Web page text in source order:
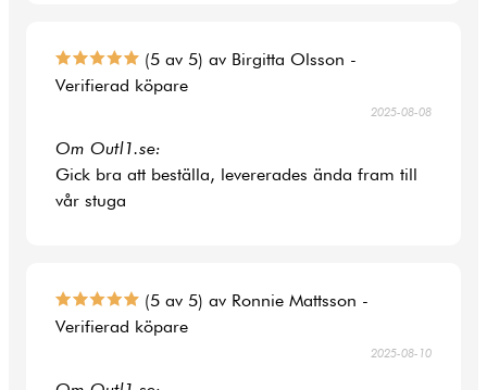
(5 av 5) av Birgitta Olsson -
Verifierad köpare
2025-08-08
Om Outl1.se:
Gick bra att beställa, levererades ända fram till
vår stuga
(5 av 5) av Ronnie Mattsson -
Verifierad köpare
2025-08-10